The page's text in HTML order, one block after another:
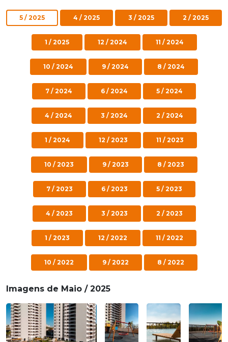
5 / 2025 4 / 2025 3 / 2025 2 / 2025
1 / 2025 12 / 2024 11 / 2024
10 / 2024 9 / 2024 8 / 2024
7 / 2024 6 / 2024 5 / 2024
4 / 2024 3 / 2024 2 / 2024
1 / 2024 12 / 2023 11 / 2023
10 / 2023 9 / 2023 8 / 2023
7 / 2023 6 / 2023 5 / 2023
4 / 2023 3 / 2023 2 / 2023
1 / 2023 12 / 2022 11 / 2022
10 / 2022 9 / 2022 8 / 2022
Imagens de Maio / 2025